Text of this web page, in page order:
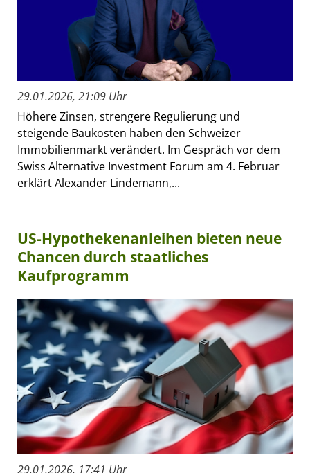
29.01.2026, 21:09 Uhr
Höhere Zinsen, strengere Regulierung und
steigende Baukosten haben den Schweizer
Immobilienmarkt verändert. Im Gespräch vor dem
Swiss Alternative Investment Forum am 4. Februar
erklärt Alexander Lindemann,...
US-Hypothekenanleihen bieten neue
Chancen durch staatliches
Kaufprogramm
29.01.2026, 17:41 Uhr